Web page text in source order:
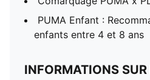
PUMA Enfant :
enfants entre 4 et 8 ans
INFORMATIONS